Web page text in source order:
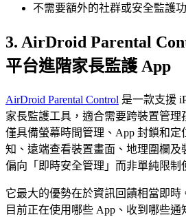
不需要額外的社群或安全監護功
3. AirDroid Parental
平台進階家長監護 App
AirDroid Parental Control 是一款支援
家長監護工具，適合需要跨裝置管
僅具備螢幕時間管理、App 封鎖和定
知、遠端查看裝置畫面、地理圍欄及
偏向「即時安全管理」而非單純限制
它最大的優勢在於資訊回饋相當即
目前正在使用哪些 App、收到哪些通